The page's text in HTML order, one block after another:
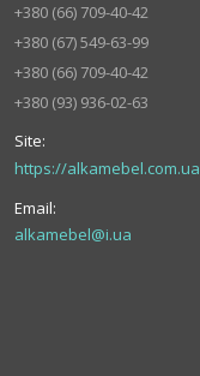
+380 (66) 709-40-42
+380 (67) 549-63-99
+380 (66) 709-40-42
+380 (93) 936-02-63
https://alkamebel.com.ua
alkamebel@i.ua